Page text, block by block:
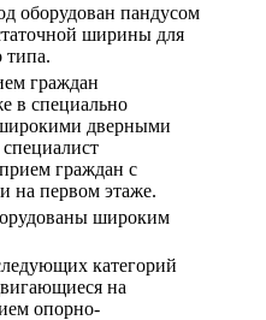
оборудован пандусом
ширины для
типа.
граждан
в специально
дверными
граждан с
на первом этаже.
широким
категорий
на
опорно-